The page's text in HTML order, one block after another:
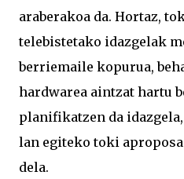
araberakoa da. Hortaz,
telebistetako idazgelak
berriemaile kopurua,
hardwarea aintzat hartu
planifikatzen da
lan egiteko toki
dela.